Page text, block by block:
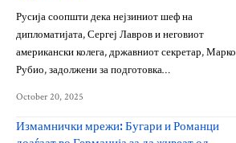
Русија соопшти дека нејзиниот шеф на
дипломатијата, Сергеј Лавров и неговиот
американски колега, државниот секретар, Марко
Рубио, задолжени за подготовка…
October 20, 2025
Измамнички мрежи: Бугари и Романци